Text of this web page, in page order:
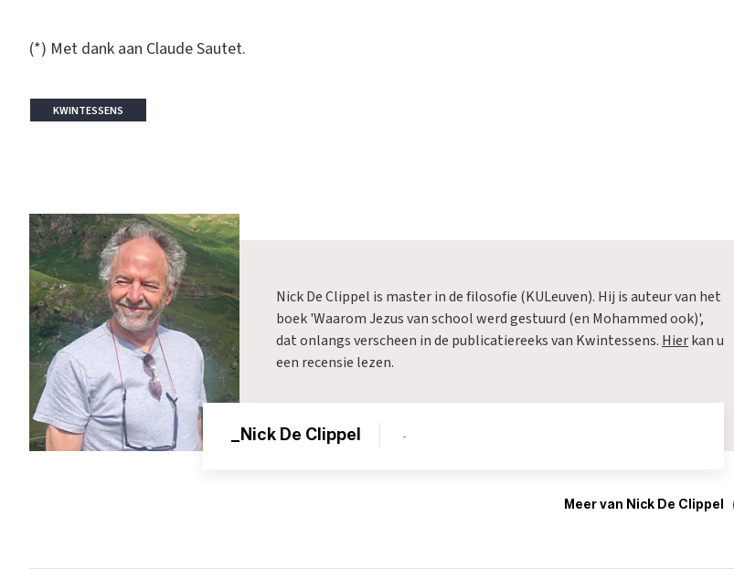
(*) Met dank aan Claude Sautet.
KWINTESSENS
Nick De Clippel is master in de filosofie (KULeuven). Hij is auteur van het
boek 'Waarom Jezus van school werd gestuurd (en Mohammed ook)',
dat onlangs verscheen in de publicatiereeks van Kwintessens. Hierkan u
een recensie lezen.
_Nick De Clippel -
Meer van Nick De Clippel